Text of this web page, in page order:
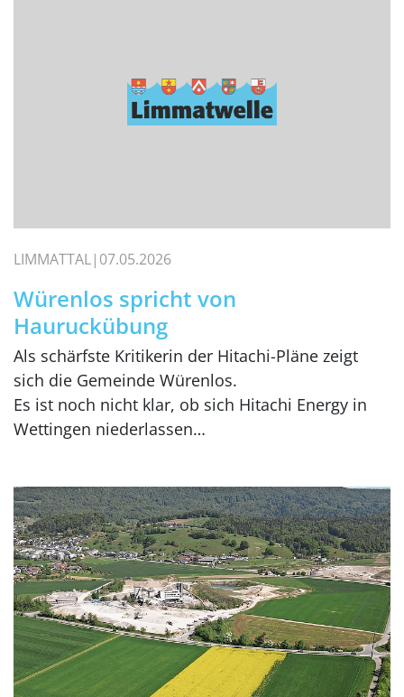
LIMMATTAL 07.05.2026
Würenlos spricht von
Hauruckübung
Als schärfste Kritikerin der Hitachi-Pläne zeigt
sich die Gemeinde Würenlos.
Es ist noch nicht klar, ob sich Hitachi Energy in
Wettingen niederlassen…